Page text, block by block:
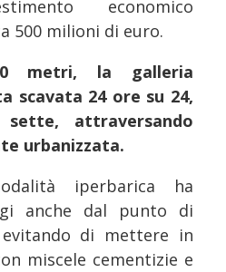
economico
500 milioni di euro.
metri, la galleria
scavata 24 ore su 24,
attraversando
urbanizzata.
iperbarica ha
anche dal punto di
di mettere in
miscele cementizie e